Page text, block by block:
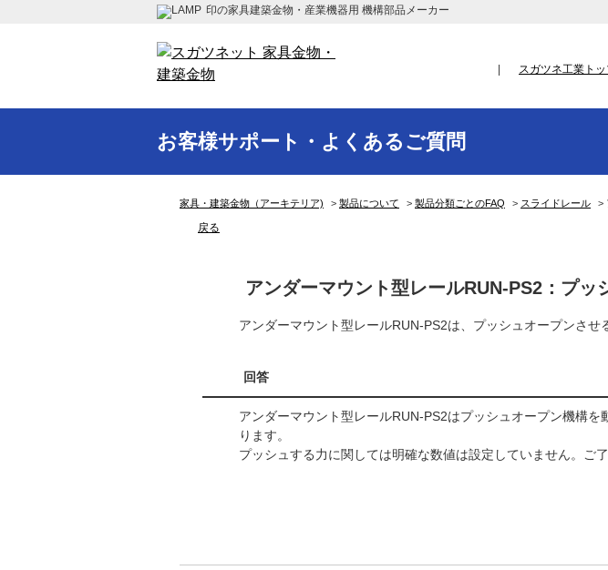
印の家具建築金物・産業機器用 機構部品メーカー
スガツネ工業ト
お客様サポート・よくあるご質問
家具・建築金物（アーキテリア) > 製品について > 製品分類ごとのFAQ > スライドレール >
戻る
アンダーマウント型レールRUN-PS2：プ
アンダーマウント型レールRUN-PS2は、プッシュオープンさ
回答
アンダーマウント型レールRUN-PS2はプッシュオープン機構
ります。
プッシュする力に関しては明確な数値は設定していません。ご了